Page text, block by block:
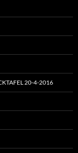
20-4-2016